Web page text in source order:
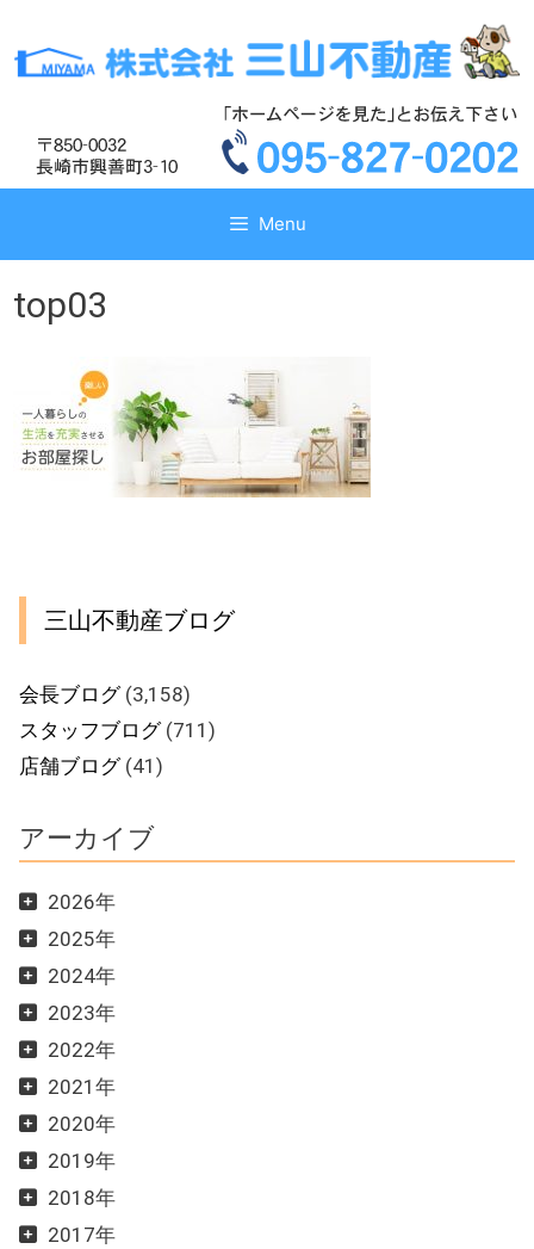
テ
ス
テ
ス
Menu
top03
三山不動産ブログ
会長ブログ(3,158)
スタッフブログ(711)
店舗ブログ(41)
アーカイブ
2026年
2025年
2024年
2023年
2022年
2021年
2020年
2019年
2018年
2017年